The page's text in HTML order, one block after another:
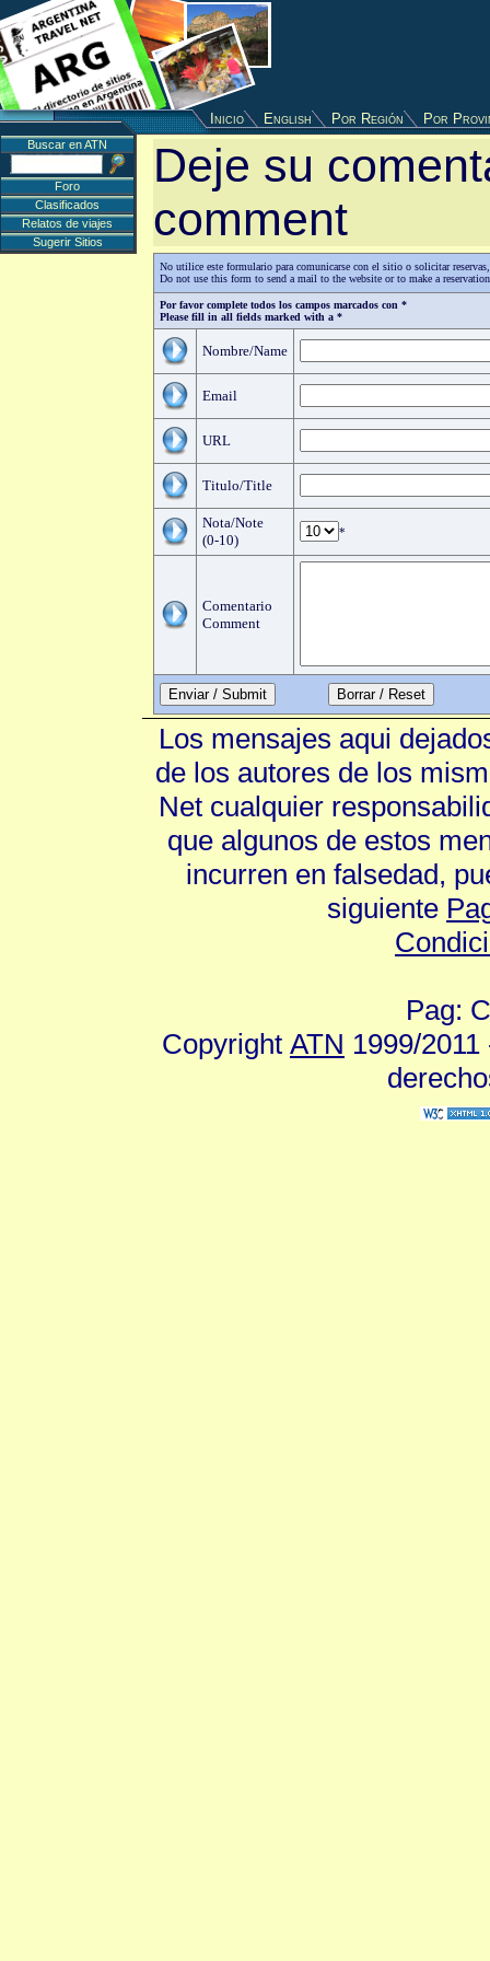
Inicio English Por Región Por
Deje su
comment
No utilice este formulario para comunicarse con el sitio o solicitar
Do not use this form to send a mail to the website or to make a
Por favor complete todos los campos marcados con *
Please fill in all fields marked with a *
Nombre/Name
Email
URL
Titulo/Title
Nota/Note
(0-10)
*
Comentario
Comment
Enviar / Submit
Buscar en ATN
Foro
Clasificados
Relatos de viajes
Sugerir Sitios
Los mensajes aqui
de los autores de los
Net cualquier
que algunos de estos
incurren en falsedad,
siguiente
Pag:
Copyright ATN 1999/